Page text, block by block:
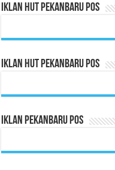
Iklan HUT Pekanbaru Pos
Iklan HUT Pekanbaru Pos
Iklan Pekanbaru Pos